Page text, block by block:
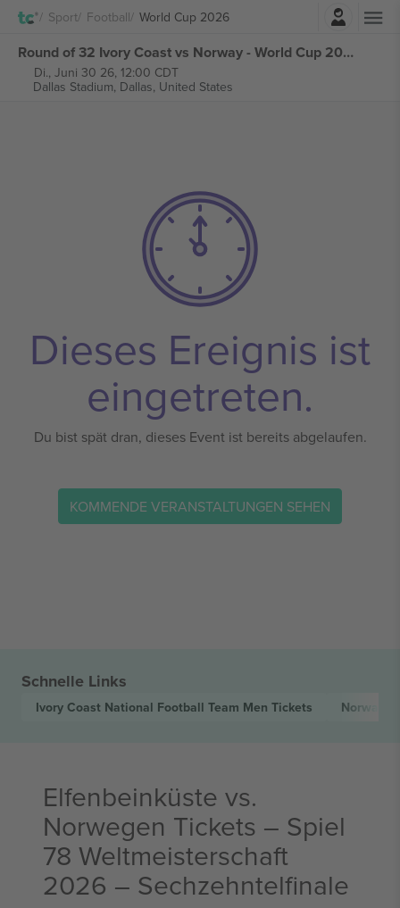
Sport Football World Cup 2026Einloggen
Round of 32 Ivory Coast vs Norway - World Cup 2026 - M78 tickets
Di., Juni 30 26, 12:00 CDT
Dallas Stadium, Dallas, United States
Dieses Ereignis ist
eingetreten.
Du bist spät dran, dieses Event ist bereits abgelaufen.
KOMMENDE VERANSTALTUNGEN SEHEN
Schnelle Links
Ivory Coast National Football Team Men Tickets Norway
Elfenbeinküste vs.
Norwegen Tickets – Spiel
78 Weltmeisterschaft
2026 – Sechzehntelfinale